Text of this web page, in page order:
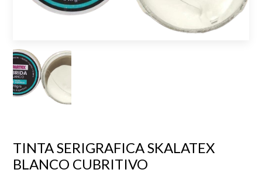
TINTA SERIGRAFICA SKALATEX
BLANCO CUBRITIVO